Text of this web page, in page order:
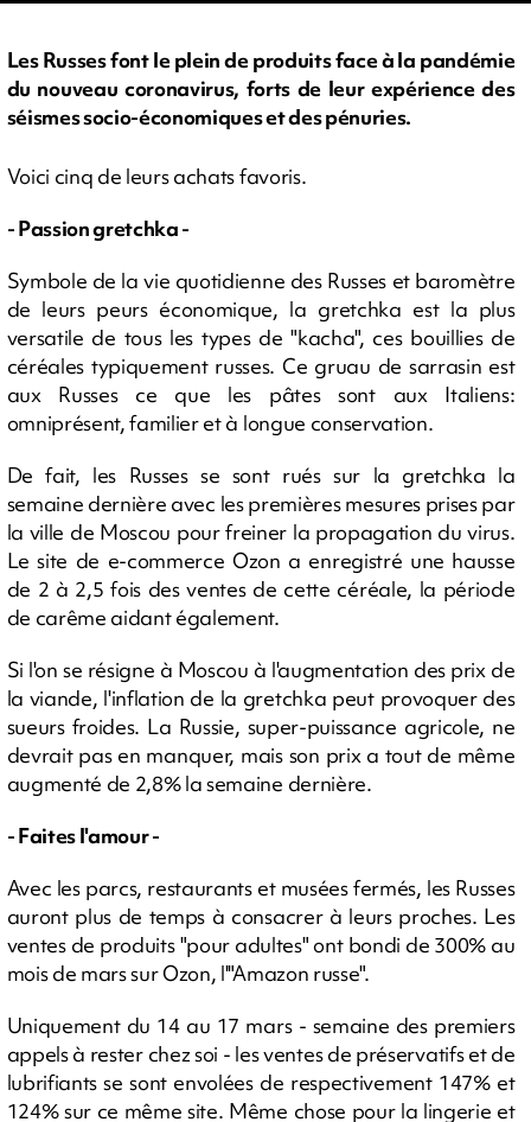
Les Russes font le plein de produits face à la pandémie
du nouveau coronavirus, forts de leur expérience des
séismes socio-économiques et des pénuries.
Voici cinq de leurs achats favoris.
- Passion gretchka -
Symbole de la vie quotidienne des Russes et baromètre
de leurs peurs économique, la gretchka est la plus
versatile de tous les types de "kacha", ces bouillies de
céréales typiquement russes. Ce gruau de sarrasin est
aux Russes ce que les pâtes sont aux Italiens:
omniprésent, familier et à longue conservation.
De fait, les Russes se sont rués sur la gretchka la
semaine dernière avec les premières mesures prises par
la ville de Moscou pour freiner la propagation du virus.
Le site de e-commerce Ozon a enregistré une hausse
de 2 à 2,5 fois des ventes de cette céréale, la période
de carême aidant également.
Si l'on se résigne à Moscou à l'augmentation des prix de
la viande, l'inflation de la gretchka peut provoquer des
sueurs froides. La Russie, super-puissance agricole, ne
devrait pas en manquer, mais son prix a tout de même
augmenté de 2,8% la semaine dernière.
- Faites l'amour -
Avec les parcs, restaurants et musées fermés, les Russes
auront plus de temps à consacrer à leurs proches. Les
ventes de produits "pour adultes" ont bondi de 300% au
mois de mars sur Ozon, l'"Amazon russe".
Uniquement du 14 au 17 mars - semaine des premiers
appels à rester chez soi - les ventes de préservatifs et de
lubrifiants se sont envolées de respectivement 147% et
124% sur ce même site. Même chose pour la lingerie et